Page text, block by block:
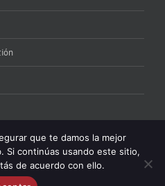
Reserved | Powered by
que te damos la mejor
Si continúas usando este sitio,
de acuerdo con ello.